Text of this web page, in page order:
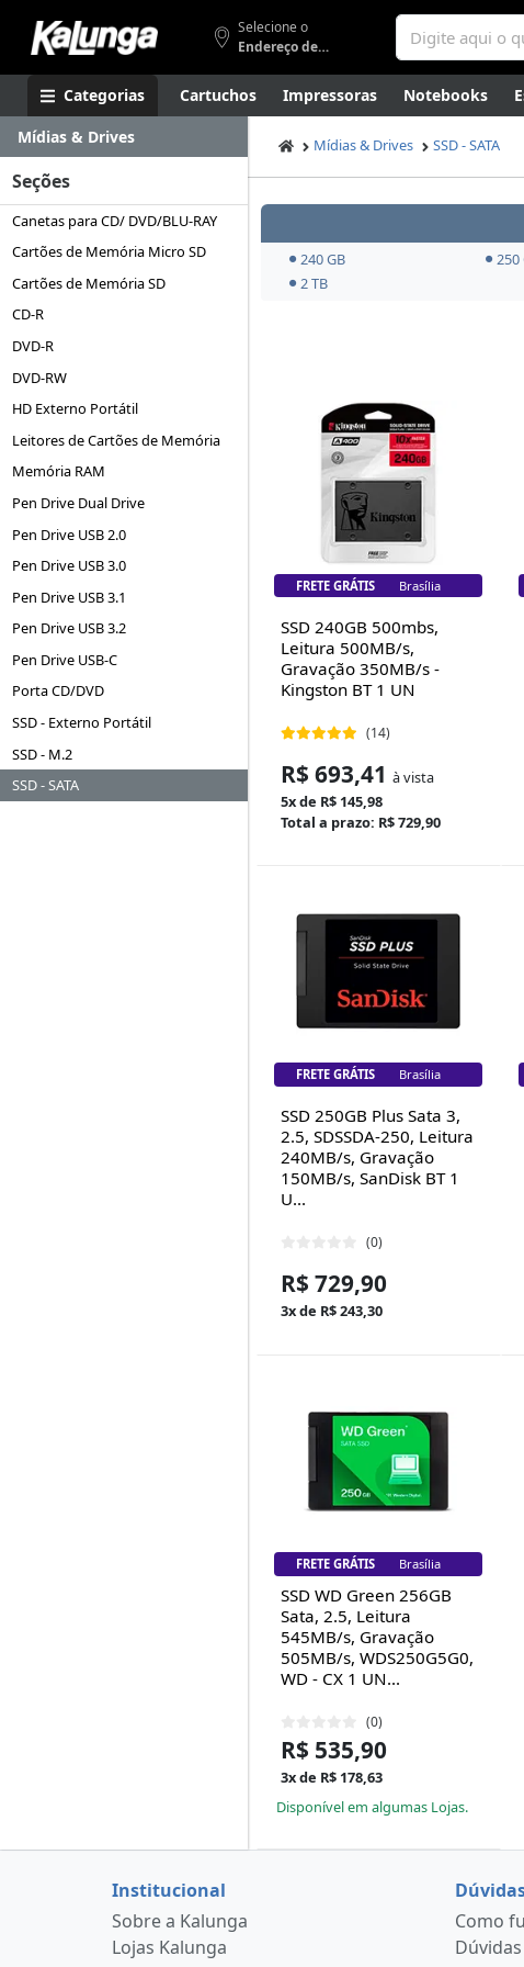
Selecione o
Endereço de entrega
Categorias Cartuchos Impressoras Notebooks
Apresentação Artes Gamers Higiene
Mídias & Drives
Seções
Canetas para CD/ DVD/BLU-RAY
Cartões de Memória Micro SD
Cartões de Memória SD
CD-R
DVD-R
DVD-RW
HD Externo Portátil
Leitores de Cartões de Memória
Memória RAM
Pen Drive Dual Drive
Pen Drive USB 2.0
Pen Drive USB 3.0
Pen Drive USB 3.1
Pen Drive USB 3.2
Pen Drive USB-C
Porta CD/DVD
SSD - Externo Portátil
SSD - M.2
SSD - SATA
Mídias & Drives SSD - SATA
240 GB 250
2 TB
FRETE GRÁTIS Brasília
SSD 240GB 500mbs,
Leitura 500MB/s,
Gravação 350MB/s -
Kingston BT 1 UN
(14)
R$ 693,41 à vista
5x de R$ 145,98
Total a prazo: R$ 729,90
FRETE GRÁTIS Brasília
SSD 250GB Plus Sata 3,
2.5, SDSSDA-250, Leitura
240MB/s, Gravação
150MB/s, SanDisk BT 1
U...
(0)
R$ 729,90
3x de R$ 243,30
FRETE GRÁTIS Brasília
SSD WD Green 256GB
Sata, 2.5, Leitura
545MB/s, Gravação
505MB/s, WDS250G5G0,
WD - CX 1 UN...
(0)
R$ 535,90
3x de R$ 178,63
Disponível em algumas Lojas.
Institucional
Sobre a Kalunga
Lojas Kalunga
Como